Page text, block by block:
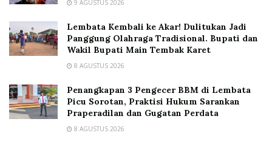
9 AGUSTUS 2026
Lembata Kembali ke Akar! Dulitukan Jadi
Panggung Olahraga Tradisional. Bupati dan
Wakil Bupati Main Tembak Karet
8 AGUSTUS 2026
Penangkapan 3 Pengecer BBM di Lembata
Picu Sorotan, Praktisi Hukum Sarankan
Praperadilan dan Gugatan Perdata
8 AGUSTUS 2026